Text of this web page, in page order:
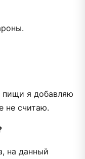
я добавляю
не считаю.
на данный